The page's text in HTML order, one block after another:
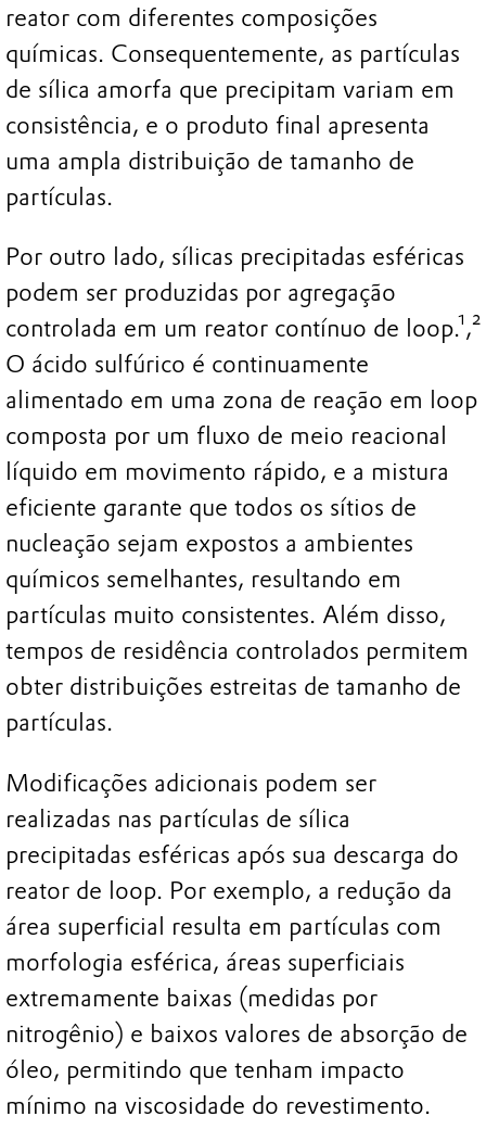
reator com diferentes composições
químicas. Consequentemente, as partículas
de sílica amorfa que precipitam variam em
consistência, e o produto final apresenta
uma ampla distribuição de tamanho de
partículas.
Por outro lado, sílicas precipitadas esféricas
podem ser produzidas por agregação
controlada em um reator contínuo de loop.¹,²
O ácido sulfúrico é continuamente
alimentado em uma zona de reação em loop
composta por um fluxo de meio reacional
líquido em movimento rápido, e a mistura
eficiente garante que todos os sítios de
nucleação sejam expostos a ambientes
químicos semelhantes, resultando em
partículas muito consistentes. Além disso,
tempos de residência controlados permitem
obter distribuições estreitas de tamanho de
partículas.
Modificações adicionais podem ser
realizadas nas partículas de sílica
precipitadas esféricas após sua descarga do
reator de loop. Por exemplo, a redução da
área superficial resulta em partículas com
morfologia esférica, áreas superficiais
extremamente baixas (medidas por
nitrogênio) e baixos valores de absorção de
óleo, permitindo que tenham impacto
mínimo na viscosidade do revestimento.